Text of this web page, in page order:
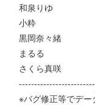
和泉りゆ
小粋
黒岡奈々緒
まるる
さくら真咲
※バグ修正等でデ